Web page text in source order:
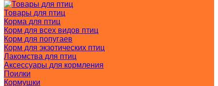
Товары для птиц
Корма для птиц
Корм для всех видов птиц
Корм для попугаев
Корм для экзотических птиц
Лакомства для птиц
Аксессуары для кормления
Поилки
Кормушки